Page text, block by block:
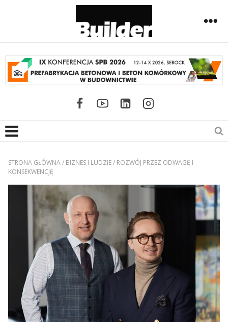
STRONA GŁÓWNA/ BIZNES I LUDZIE/ ROZWÓJ PRZEZ ODWAGĘ I
KONSEKWENCJĘ